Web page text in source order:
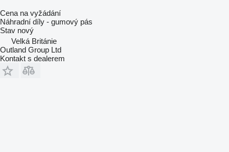
Cena na vyžádání
Náhradní díly - gumový pás
Stav nový
Velká Británie
Outland Group Ltd
Kontakt s dealerem